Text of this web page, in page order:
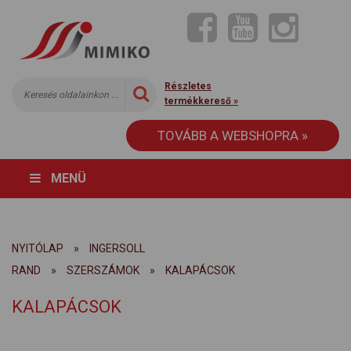
Részletes
termékkereső »
TOVÁBB A WEBSHOPRA »
MENÜ
NYITÓLAP »
INGERSOLL
RAND
» SZERSZÁMOK » KALAPÁCSOK
KALAPÁCSOK